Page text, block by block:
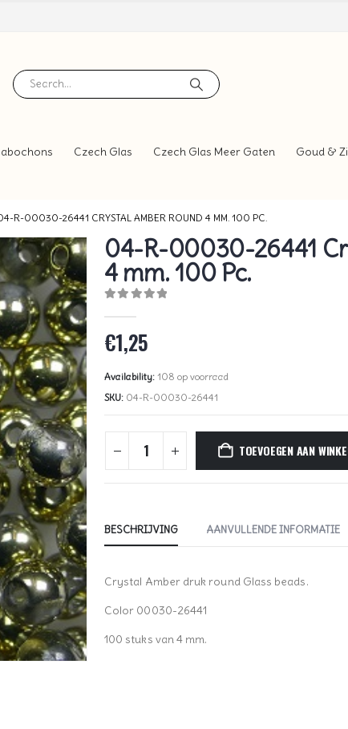
Czech Glas Czech Glas Meer Gaten Goud &
R-00030-26441 CRYSTAL AMBER ROUND 4 MM. 100 PC.
04-R-00030-26441
4 mm. 100 Pc.
€1,25
Availability: 108 op voorraad
SKU: 04-R-00030-26441
TOEVOEGEN AAN
BESCHRIJVING AANVULLENDE INFORMATIE
Crystal Amber druk round Glass beads.
Color 00030-26441
100 stuks van 4 mm.